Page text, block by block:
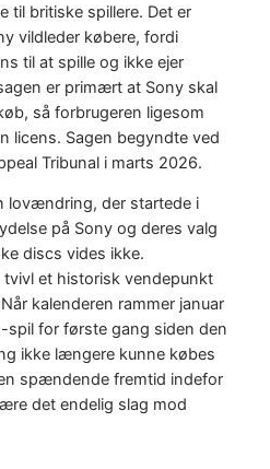
til britiske spillere. Det er
vildleder købere, fordi
til at spille og ikke ejer
er primært at Sony skal
så forbrugeren ligesom
licens. Sagen begyndte ved
Tribunal i marts 2026.
lovændring, der startede i
på Sony og deres valg
discs vides ikke.
tvivl et historisk vendepunkt
kalenderen rammer januar
spil for første gang siden den
ikke længere kunne købes
spændende fremtid indefor
det endelig slag mod